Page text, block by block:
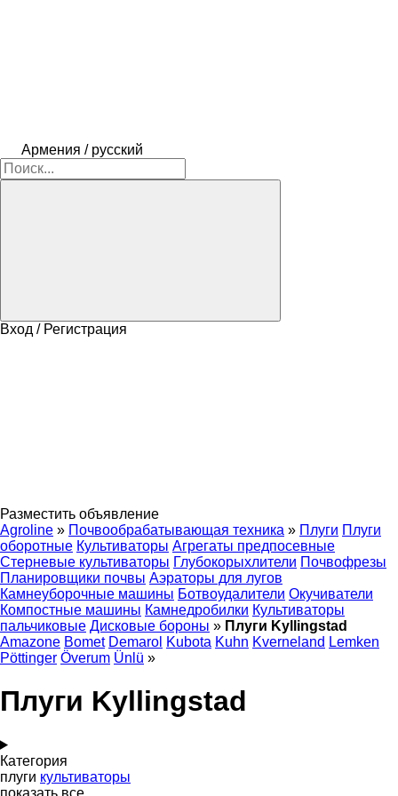
Армения / русский
Вход / Регистрация
Разместить объявление
Agroline » Почвообрабатывающая техника » Плуги Плуги
оборотные Культиваторы Агрегаты предпосевные
Стерневые культиваторы Глубокорыхлители Почвофрезы
Планировщики почвы Аэраторы для лугов
Камнеуборочные машины Ботвоудалители Окучиватели
Компостные машины Камнедробилки Культиваторы
пальчиковые Дисковые бороны » Плуги Kyllingstad
Amazone Bomet Demarol Kubota Kuhn Kverneland Lemken
Pöttinger Överum Ünlü »
Плуги Kyllingstad
Категория
плуги культиваторы
показать все